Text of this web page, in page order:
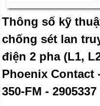
Thông số kỹ
chống sét lan
điện 2 pha (L1,
Phoenix Contact
350-FM - 2905337